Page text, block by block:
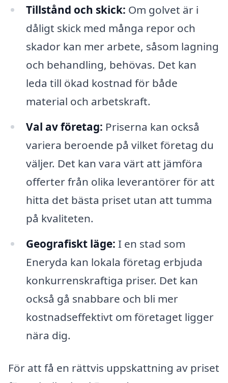
Tillstånd och skick: Om golvet är i
dåligt skick med många repor och
skador kan mer arbete, såsom lagning
och behandling, behövas. Det kan
leda till ökad kostnad för både
material och arbetskraft.
Val av företag: Priserna kan också
variera beroende på vilket företag du
väljer. Det kan vara värt att jämföra
offerter från olika leverantörer för att
hitta det bästa priset utan att tumma
på kvaliteten.
Geografiskt läge: I en stad som
Eneryda kan lokala företag erbjuda
konkurrenskraftiga priser. Det kan
också gå snabbare och bli mer
kostnadseffektivt om företaget ligger
nära dig.
För att få en rättvis uppskattning av priset